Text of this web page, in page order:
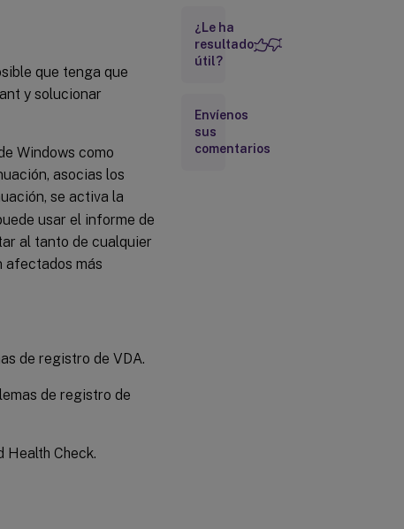
que tenga que
y solucionar
Windows como
asocias los
se activa la
usar el informe de
al tanto de cualquier
afectados más
de registro de VDA.
de registro de
Health Check.
Windows
Asociar el
tarea de Cloud
Health
¿Le ha
resultado
útil?
Envíenos
sus
comentarios